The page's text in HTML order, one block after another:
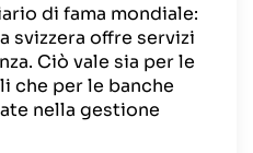
di fama mondiale:
svizzera offre servizi
Ciò vale sia per le
che per le banche
nella gestione